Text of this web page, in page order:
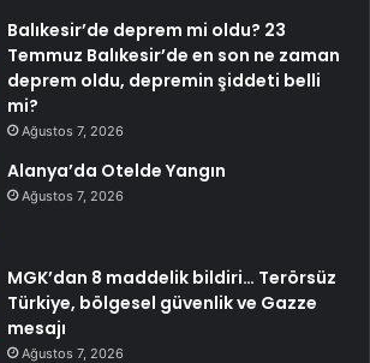
Balıkesir’de deprem mi oldu? 23
Temmuz Balıkesir’de en son ne zaman
deprem oldu, depremin şiddeti belli
mi?
Ağustos 7, 2026
Alanya’da Otelde Yangın
Ağustos 7, 2026
MGK’dan 8 maddelik bildiri… Terörsüz
Türkiye, bölgesel güvenlik ve Gazze
mesajı
Ağustos 7, 2026